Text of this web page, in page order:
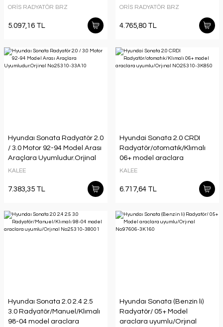
uyumlu/Orjınal NO:25310-
ORİS RADYATÖR BRZ
5.097,16 TL
uyumlu/Orjınal No:25310-
ORİS RADYATÖR BRZ
4.765,80 TL
Hyundaı Sonata Radyatör 2.0
/ 3.0 Motor 92-94 Model Arası
Araçlara Uyumludur.Orjinal
No:25310-33A10
KALEE
7.383,35 TL
Hyundai Sonata 2.0 CRDI
Radyatör/otomatık/Klımalı
06+ model araclara
uyumlu/Orjınal NO:25310-
KALEE
6.717,64 TL
Hyundaı Sonata 2.0 2.4 2.5
3.0 Radyatör/Manuel/Klımalı
98-04 model araclara
Hyundaı Sonata (Benzin li)
Radyatör/ 05+ Model
araclara uyumlu/Orjınal